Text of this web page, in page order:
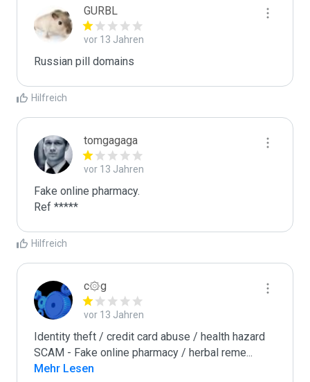
GURBL
vor 13 Jahren
Russian pill domains
Hilfreich
tomgagaga
vor 13 Jahren
Fake online pharmacy.
Ref *****
Hilfreich
c۞g
vor 13 Jahren
Identity theft / credit card abuse / health hazard
SCAM - Fake online pharmacy / herbal reme...
Mehr Lesen